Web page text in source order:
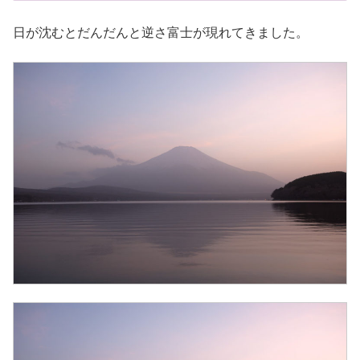
日が沈むとだんだんと逆さ富士が現れてきました。